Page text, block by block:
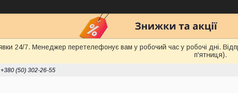
24/7. Менеджер перетелефонує вам у робочий час у робочі дні.
п'ятниця).
+380 (50) 302-26-55